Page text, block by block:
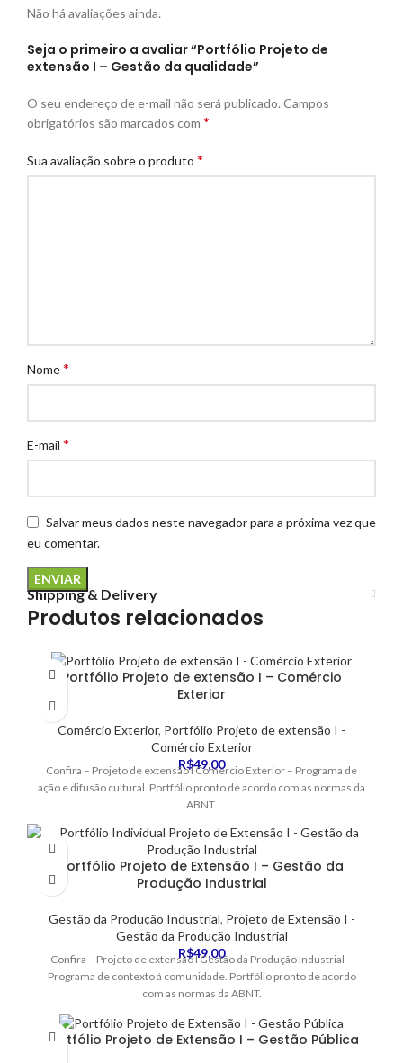
Não há avaliações ainda.
Seja o primeiro a avaliar “Portfólio Projeto de
extensão I – Gestão da qualidade”
O seu endereço de e-mail não será publicado. Campos
obrigatórios são marcados com *
Sua avaliação sobre o produto *
Nome*
E-mail *
Salvar meus dados neste navegador para a próxima vez que
eu comentar.
Shipping & Delivery
Produtos relacionados
Portfólio Projeto de extensão I – Comércio
Exterior
Comércio Exterior, Portfólio Projeto de extensão I -
Comércio Exterior
R$49,00
Confira – Projeto de extensão I Comercio Exterior – Programa de
ação e difusão cultural. Portfólio pronto de acordo com as normas da
ABNT.
Portfólio Projeto de Extensão I – Gestão da
Produção Industrial
Gestão da Produção Industrial, Projeto de Extensão I -
Gestão da Produção Industrial
R$49,00
Confira – Projeto de extensão I Gestão da Produção Industrial –
Programa de contexto á comunidade. Portfólio pronto de acordo
com as normas da ABNT.
Portfólio Projeto de Extensão I – Gestão Pública